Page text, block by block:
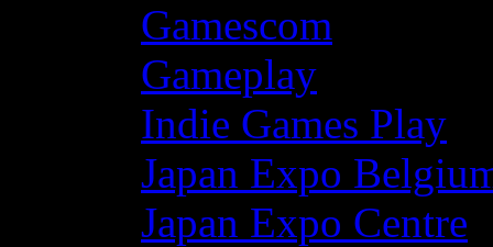
Gamescom
Gameplay
Indie Games Play
Japan Expo
Japan Expo Centre